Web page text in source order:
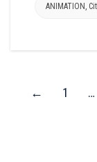
ANIMATION
← 1 …